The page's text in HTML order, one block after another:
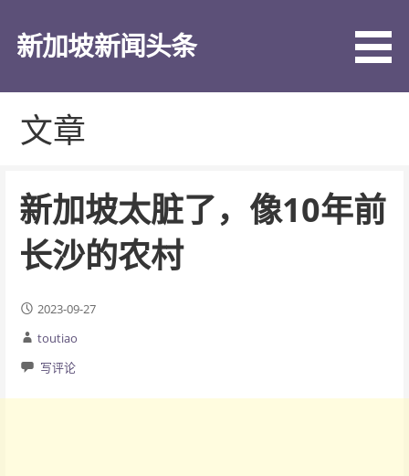
新加坡新闻头条
文章
新加坡太脏了，像10年前
长沙的农村
2023-09-27
toutiao
写评论